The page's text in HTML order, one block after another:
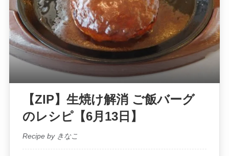
【ZIP】生焼け解消 ご飯バーグ
のレシピ【6月13日】
Recipe by きなこ